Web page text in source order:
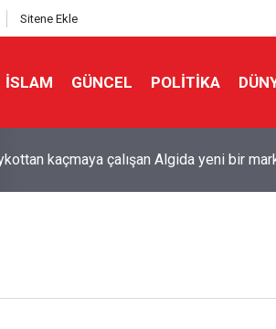
Sitene Ekle
İSLAM GÜNCEL POLITIKA
'Tarihi' Skandal: Polisler genel